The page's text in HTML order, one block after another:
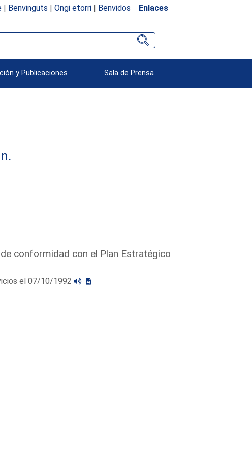
| Benvinguts | Ongi etorri| Benvidos Enlaces
y Publicaciones Sala de Prensa
conformidad con el Plan Estratégico
el 07/10/1992